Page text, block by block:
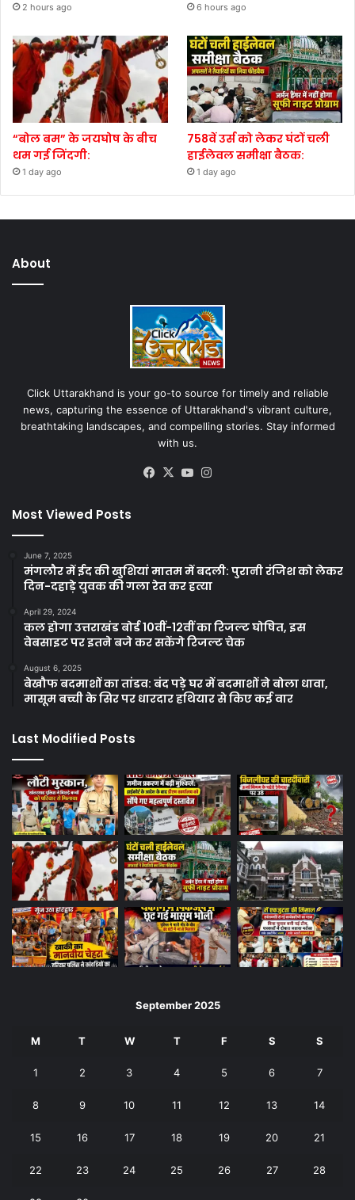
2 hours ago 6 hours ago
“बोल बम” के जयघोष के बीच
थम गई जिंदगी:
1 day ago
758वें उर्स को लेकर घंटों चली
हाईलेवल समीक्षा बैठक:
1 day ago
About
Click Uttarakhand is your go-to source for timely and reliable
news, capturing the essence of Uttarakhand's vibrant culture,
breathtaking landscapes, and compelling stories. Stay informed
with us.
Facebook
X YouTube
Most Viewed Posts
June 7, 2025
मंगलौर में ईद की खुशियां मातम में बदली: पुरानी रंजिश को लेकर
दिन-दहाड़े युवक की गला रेत कर हत्या
April 29, 2024
कल होगा उत्तराखंड बोर्ड 10वीं-12वीं का रिजल्ट घोषित, इस
वेबसाइट पर इतने बजे कर सकेंगे रिजल्ट चेक
August 6, 2025
बेखौफ बदमाशों का तांडव: बंद पड़े घर में बदमाशों ने बोला धावा,
मासूम बच्ची के सिर पर धारदार हथियार से किए कई वार
Last Modified Posts
September 2025
M T W T F S S
1 2 3 4 5 6 7
8 9 10 11 12 13 14
15 16 17 18 19 20 21
22 23 24 25 26 27 28